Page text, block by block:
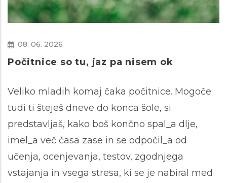
08. 06. 2026
Počitnice so tu, jaz pa nisem ok
Veliko mladih komaj čaka počitnice. Mogoče
tudi ti šteješ dneve do konca šole, si
predstavljaš, kako boš končno spal_a dlje,
imel_a več časa zase in se odpočil_a od
učenja, ocenjevanja, testov, zgodnjega
vstajanja in vsega stresa, ki se je nabiral med